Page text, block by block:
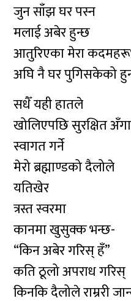
जुन साँझ घर पस्न
मलाई अबेर हुन्छ
आतुरिएका मेरा
अघि नै घर पुगिसकेको
सधैँ यही हातले
खोलिएपछि सुरक्षित
स्वागत गर्ने
मेरो ब्रह्माण्डको दैलोले
यतिखेर
त्रस्त स्वरमा
कानमा खुसुक्क भन्छ-
“किन अबेर गरिस् हँ”
कति ठूलो अपराध गरिस्
किनकि दैलोले राम्ररी